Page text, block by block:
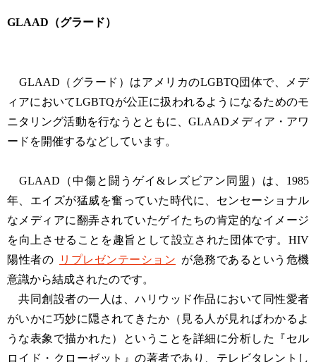
GLAAD（グラード）
GLAAD（グラード）はアメリカのLGBTQ団体で、メデ
ィアにおいてLGBTQが公正に扱われるようになるためのモ
ニタリング活動を行なうとともに、GLAADメディア・アワ
ードを開催するなどしています。
GLAAD（中傷と闘うゲイ&レズビアン同盟）は、1985
年、エイズが猛威を奮っていた時代に、センセーショナル
なメディアに翻弄されていたゲイたちの肯定的なイメージ
を向上させることを趣旨として設立された団体です。HIV
陽性者の
リプレゼンテーション が急務であるという危機
意識から結成されたのです。
共同創設者の一人は、ハリウッド作品において同性愛者
がいかに巧妙に隠されてきたか（見る人が見ればわかるよ
うな表象で描かれた）ということを詳細に分析した『セル
ロイド・クローゼット』の著者であり、テレビタレントし